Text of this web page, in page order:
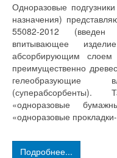
Одноразовые
назначения)
55082-2012 (введен
впитывающее
абсорбирующим слоем
преимущественно
гелеобразующие
(суперабсорбенты).
«одноразовые
«одноразовые
Подробнее...